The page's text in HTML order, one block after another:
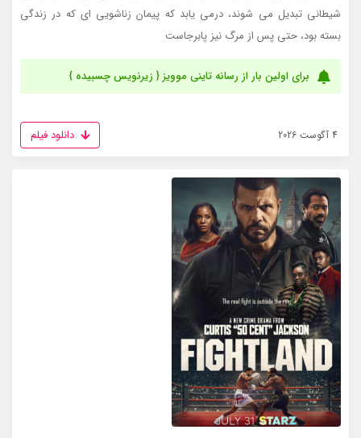
شیطانی تبدیل می شوند، درمی یابد که پیمان زناشویی ای که در زندگی
بسته بود، حتی پس از مرگ نیز پابرجاست
برای اولین بار از رسانه تاینی موویز { زیرنویس چسبیده }
4 آگوست 2026 دانلود فیلم